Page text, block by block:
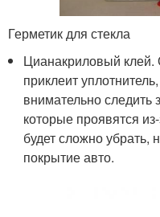
Герметик для стекла
Цианакриловый
приклеит
внимательно следить
которые проявятся
будет сложно убрать,
покрытие авто.